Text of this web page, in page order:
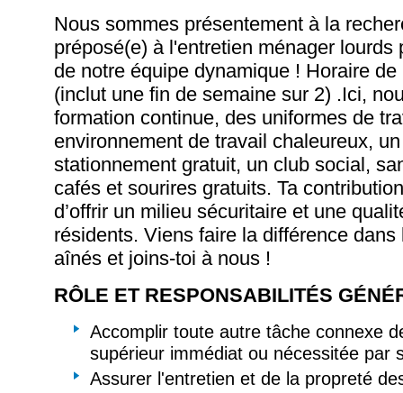
Nous sommes présentement à la
préposé(e) à l'entretien ménager lourds
de notre équipe dynamique ! Horaire
(inclut une fin de semaine sur 2) .Ici,
formation continue, des uniformes de
environnement de travail chaleureux,
stationnement gratuit, un club social,
cafés et sourires gratuits. Ta
d’offrir un milieu sécuritaire et une
résidents. Viens faire la différence dans
aînés et joins-toi à nous !
RÔLE ET RESPONSABILITÉS
Accomplir toute autre tâche connexe
supérieur immédiat ou nécessitée par
Assurer l'entretien et de la propreté